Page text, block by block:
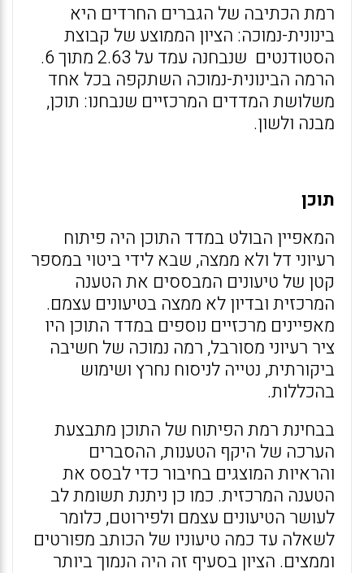
רמת הכתיבה של הגברים החרדים היא
בינונית-נמוכה: הציון הממוצע של קבוצת
הסטודנטים שנבחנה עמד על 2.63 מתוך 6.
הרמה הבינונית-נמוכה השתקפה בכל אחד
משלושת המדדים המרכזיים שנבחנו: תוכן,
מבנה ולשון.
תוכן
המאפיין הבולט במדד התוכן היה פיתוח
רעיוני דל ולא ממצה, שבא לידי ביטוי במספר
קטן של טיעונים המבססים את הטענה
המרכזית ובדיון לא ממצה בטיעונים עצמם.
מאפיינים מרכזיים נוספים במדד התוכן היו
ציר רעיוני מסורבל, רמה נמוכה של חשיבה
ביקורתית, נטייה לניסוח נחרץ ושימוש
בהכללות.
בבחינת רמת הפיתוח של התוכן מתבצעת
הערכה של היקף הטענות, ההסברים
והראיות המוצגים בחיבור כדי לבסס את
הטענה המרכזית. כמו כן ניתנת תשומת לב
לעושר הטיעונים עצמם ולפירוטם, כלומר
לשאלה עד כמה טיעוניו של הכותב מפורטים
וממצים. הציון בסעיף זה היה הנמוך ביותר